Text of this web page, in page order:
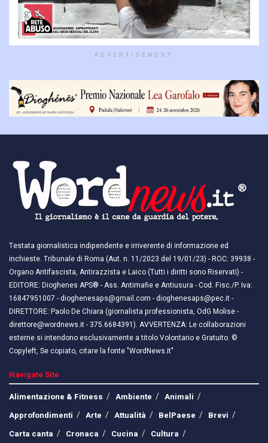
ADVERTISEMENT
Testata giornalistica indipendente e irriverente di informazione ed
inchieste. Tribunale di Roma (Aut. n. 11/2023 del 19/01/23) - ROC: 39938 -
Organo Antifascista, Antirazzista e Laico (Tutti i diritti sono Riservati) -
EDITORE: Dioghenes APS® - Ass. Antimafie e Antiusura - Cod. Fisc./P. Iva:
16847951007 - dioghenesaps@gmail.com - dioghenesaps@pec.it - ​​
DIRETTORE: Paolo De Chiara (giornalista professionista, OdG Molise -
direttore@wordnews.it - ​​375.6684391). AVVERTENZA: Le collaborazioni
esterne si intendono esclusivamente a titolo Volontario e Gratuito. ©
Copyleft, Se copiato, citare la fonte "WordNews.it"
Navigate Site
Alimentazione & Fitness
Ambiente
Animali
Approfondimenti
Arte Attualità BelPaese
Brevi
Carta canta
Cronaca Cucina
Cultura